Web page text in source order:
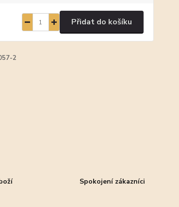
Přidat do košíku
2
Spokojení zákazníci